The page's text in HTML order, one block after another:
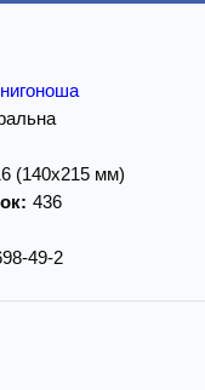
(140х215 мм)
436
49-2